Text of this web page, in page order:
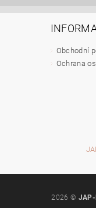
Obchodní
Ochrana
2026 © JAP-